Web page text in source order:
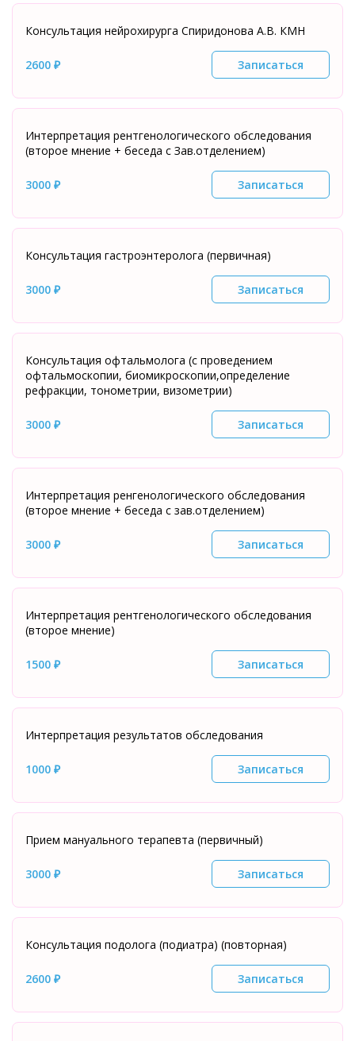
Консультация нейрохирурга Спиридонова А.В. КМН
2600 ₽ Записаться
Интерпретация рентгенологического обследования
(второе мнение + беседа с Зав.отделением)
3000 ₽ Записаться
Консультация гастроэнтеролога (первичная)
3000 ₽ Записаться
Консультация офтальмолога (с проведением
офтальмоскопии, биомикроскопии,определение
рефракции, тонометрии, визометрии)
3000 ₽ Записаться
Интерпретация ренгенологического обследования
(второе мнение + беседа с зав.отделением)
3000 ₽ Записаться
Интерпретация рентгенологического обследования
(второе мнение)
1500 ₽ Записаться
Интерпретация результатов обследования
1000 ₽ Записаться
Прием мануального терапевта (первичный)
3000 ₽ Записаться
Консультация подолога (подиатра) (повторная)
2600 ₽ Записаться